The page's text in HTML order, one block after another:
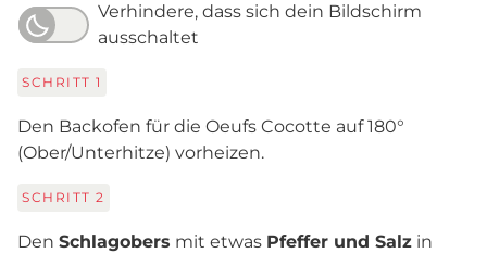
Verhindere, dass sich dein Bildschirm
ausschaltet
SCHRITT 1
Den Backofen für die Oeufs Cocotte auf 180°
(Ober/Unterhitze) vorheizen.
SCHRITT 2
Den Schlagobers mit etwas Pfeffer und Salz in